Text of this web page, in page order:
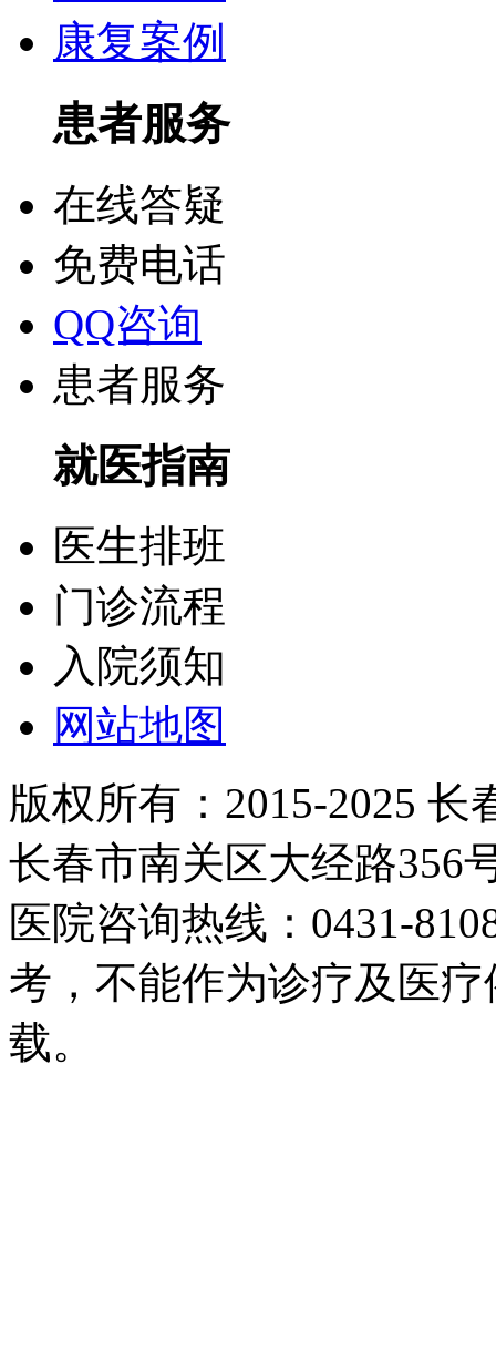
康复案例
患者服务
在线答疑
免费电话
QQ咨询
患者服务
就医指南
医生排班
门诊流程
入院须知
网站地图
版权所有：2015-2025
长春市南关区大经路356
医院咨询热线：0431-
考，不能作为诊疗及医
载。